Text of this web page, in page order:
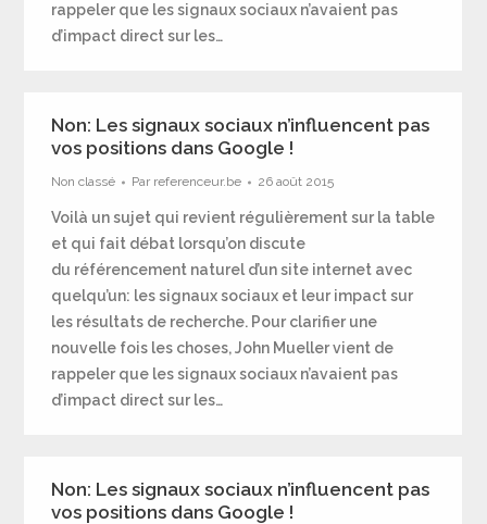
rappeler que les signaux sociaux n’avaient pas
d’impact direct sur les…
Non: Les signaux sociaux n’influencent pas
vos positions dans Google !
Non classé Par referenceur.be 26 août 2015
Voilà un sujet qui revient régulièrement sur la table
et qui fait débat lorsqu’on discute
du référencement naturel d’un site internet avec
quelqu’un: les signaux sociaux et leur impact sur
les résultats de recherche. Pour clarifier une
nouvelle fois les choses, John Mueller vient de
rappeler que les signaux sociaux n’avaient pas
d’impact direct sur les…
Non: Les signaux sociaux n’influencent pas
vos positions dans Google !